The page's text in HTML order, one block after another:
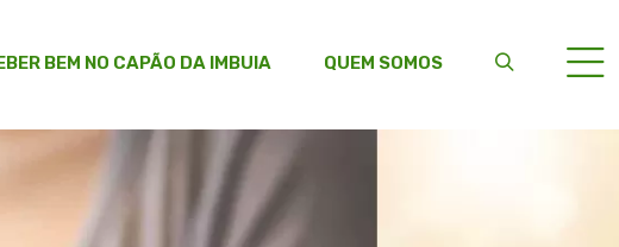
BEM NO CAPÃO DA IMBUIA QUEM SOMOS